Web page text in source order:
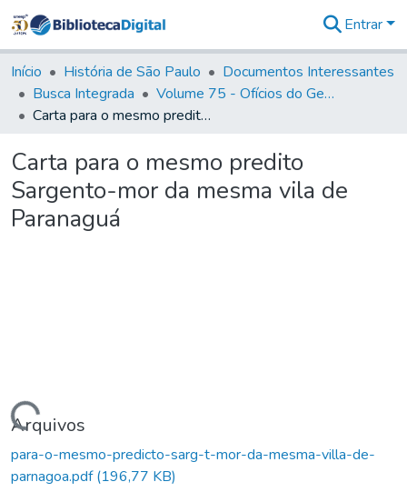
&
Coleções
Tudo na
Biblioteca
Estatísticas
Entrar
Início História de São Paulo
Documentos Interessantes
Busca Integrada
Volume 75 - Ofícios do General Martim Lopes Lobo de Saldanha (Governador da Capitania): 1776-1777
Carta para o mesmo predito Sargento-mor da mesma vila de Paranaguá
Carta para o mesmo predito
Sargento-mor da mesma vila de
Paranaguá
Carregando...
Arquivos
para-o-mesmo-predicto-sarg-t-mor-da-mesma-villa-de-
parnagoa.pdf(196,77 KB)